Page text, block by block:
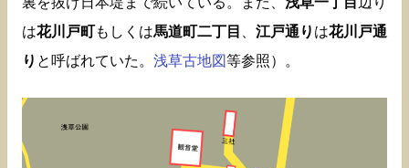
は花川戸町もしくは馬道町二丁目 江戸通り は花川戸通
り と呼ばれていた。 浅草古地図等参照）。